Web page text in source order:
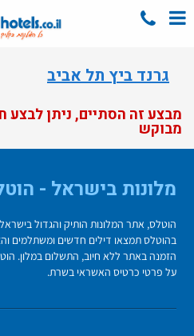
גרנד ביץ תל אביב
מבצע זה הסתיים, ניתן
מבוקש
מלונות בישראל -
הוטלס, אתר המלונות הותיק והגדול בישראל
בהוטלס תמצאו דילים חדשים ומשתלמים
על פרטי כרטיס האשראי בשרת.